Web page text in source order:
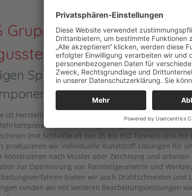
Gruppe ist Spezialist für
Spritzgussteile auch im
Verfahren
ist Hersteller von Spritzgussteilen mit einem Gewicht
Verfahren gefertigt werden. Auf
(mit Schließkraft von 25 bis 850 Tonnen) und mit
produzieren wir individuelle Kunststoff-Lösungen für
konstruieren nach Muster oder Zeichnung und
zur Optimierung von Formteilgeometrie und
bieten wir auch Drahtschneiden und
runden wir mit weiteren Bearbeitungsleistungen